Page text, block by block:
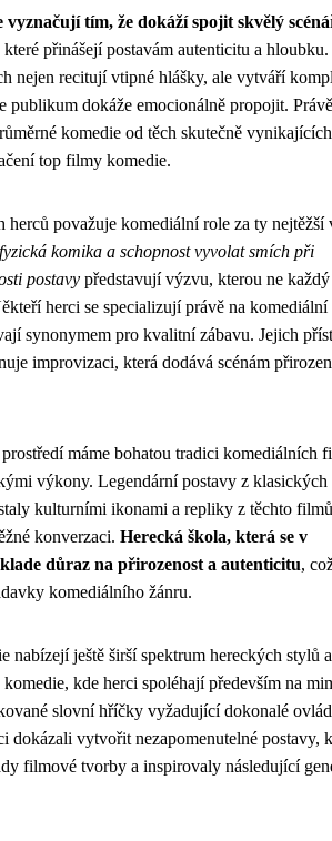
vyznačují tím, že dokáží spojit skvělý
které přinášejí postavám autenticitu a hloubku.
nejen recitují vtipné hlášky, ale vytváří
publikum dokáže emocionálně propojit.
komedie od těch skutečně
top filmy komedie.
herců považuje komediální role za ty nejtěžší
komika a schopnost vyvolat smích při
postavy představují výzvu, kterou ne každý
herci se specializují právě na komediální
synonymem pro kvalitní zábavu. Jejich
improvizaci, která dodává scénám
máme bohatou tradici komediálních
výkony. Legendární postavy z klasických
kulturními ikonami a repliky z těchto
konverzaci. Herecká škola, která se v
důraz na přirozenost a autenticitu,
komediálního žánru.
nabízejí ještě širší spektrum hereckých stylů a
kde herci spoléhají především na
slovní hříčky vyžadující dokonalé
dokázali vytvořit nezapomenutelné postavy,
filmové tvorby a inspirovaly následující